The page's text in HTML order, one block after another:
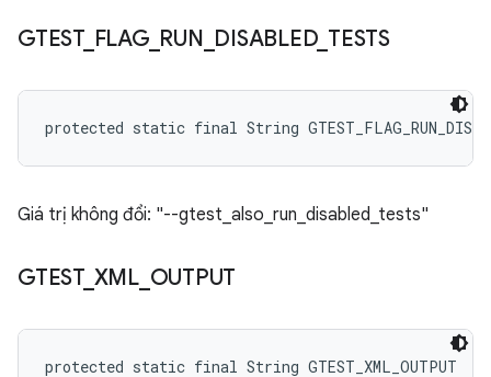
GTEST_ FLAG_ RUN DISABLED_ TESTS
protected static final String
Giá trị không đổi: "--gtest_also_run_disabled_tests"
GTEST_ XML_ OUTPUT
protected static final String GTEST_XML_OUTPUT